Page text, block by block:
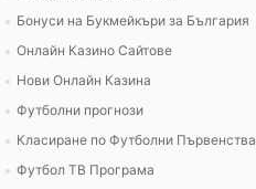
Бонуси на Букмейкъри за България
Онлайн Казино Сайтове
Нови Онлайн Казина
Футболни прогнози
Класиране по Футболни Първенства
Футбол ТВ Програма